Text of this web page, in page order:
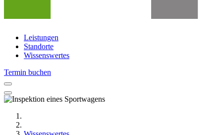
Leistungen
Standorte
Wissenswertes
Termin buchen